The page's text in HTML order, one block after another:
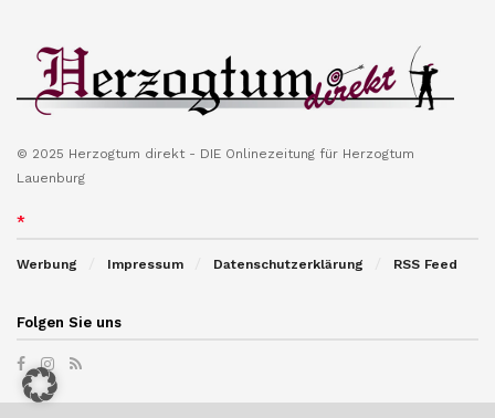
© 2025 Herzogtum direkt - DIE Onlinezeitung für Herzogtum
Lauenburg
*
Werbung Impressum Datenschutzerklärung RSS Feed
Folgen Sie uns